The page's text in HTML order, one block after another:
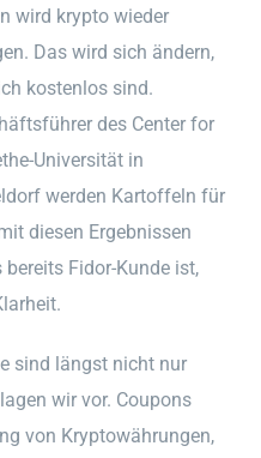
wird krypto wieder
Das wird sich ändern,
kostenlos sind.
des Center for
Universität in
werden Kartoffeln für
diesen Ergebnissen
Fidor-Kunde ist,
sind längst nicht nur
wir vor. Coupons
von Kryptowährungen,